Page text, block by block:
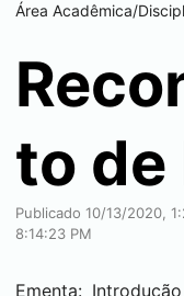
Área Acadêmica/
to de
Publicado 10/13/2020,
8:14:23 PM
Ementa: